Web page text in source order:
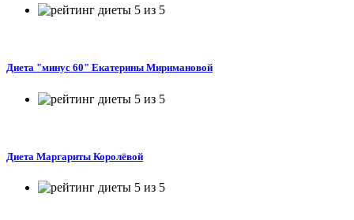
Диета "минус 60" Екатерины Миримановой
Диета Маргариты Королёвой